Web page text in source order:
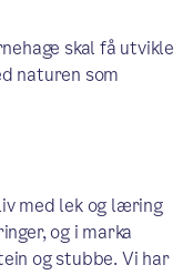
skal få utvikle
naturen som
med lek og læring
og i marka
og stubbe. Vi har